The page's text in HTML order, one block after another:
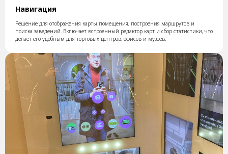
Навигация
Решение для отображения карты помещения, построения маршрутов и
поиска заведений. Включает встроенный редактор карт и сбор статистики, что
делает его удобным для торговых центров, офисов и музеев.